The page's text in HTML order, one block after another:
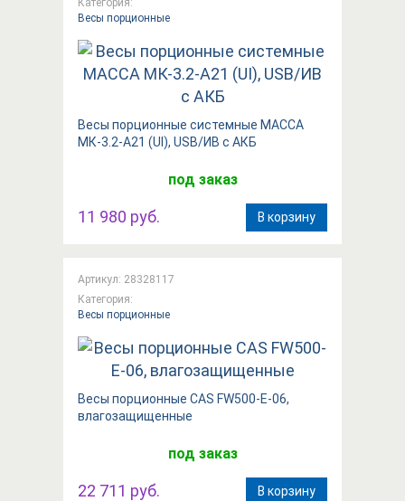
Весы порционные
Весы порционные системные МАССА
МК-3.2-А21 (UI), USB/ИВ с АКБ
под заказ
11 980 руб. В корзину
Артикул: 28328117
Категория:
Весы порционные
Весы порционные CAS FW500-E-06,
влагозащищенные
под заказ
22 711 руб. В корзину